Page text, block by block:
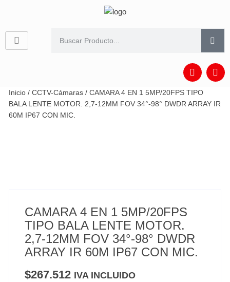
Inicio /CCTV-Cámaras / CAMARA 4 EN 1 5MP/20FPS TIPO
BALA LENTE MOTOR. 2,7-12MM FOV 34°-98° DWDR ARRAY IR
60M IP67 CON MIC.
CAMARA 4 EN 1 5MP/20FPS
TIPO BALA LENTE MOTOR.
2,7-12MM FOV 34°-98° DWDR
ARRAY IR 60M IP67 CON MIC.
$267.512 IVA INCLUIDO